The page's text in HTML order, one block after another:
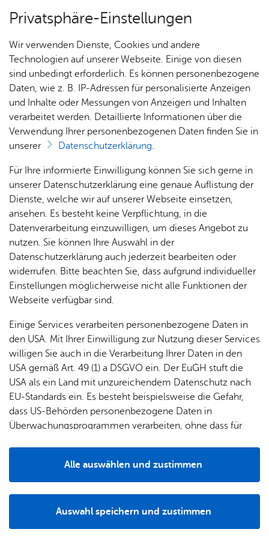
Über­sicht Bür­ger & Stadt
Rat­
haus &
Bür­
ger­
ser­vice
Rat­
häu­ser
& Orts­
ver­
wal­
Ämter
A–Z
Diens
t­leis­
tun­gen
A–Z
For­
Nach­
rich­
ten,
Vi­de­os
& Bil­
der
Me­di­
en­in­
for­ma­
tio­nen
fent­li­
che
Be­
kannt­
ma­
chun­
& TV
Pres­se
Jobs
Stel­
len­an­
ge­bo­te
Aus­bil­
dung &
Stu­di­
um
Bil­
dung
& Be­
treu­
ung
Potz­
be­
treu­
ung
Schu­
len
Bauen
& Um­
welt
Geo­
da­ten
& 3D-
Stadt­
Bau­
stel­len
& Um­
lei­tun­
Um­
welt &
Kli­ma­
Sa­nie­
ren &
bi­li­en
Stadt­
Ge­
sund­
heit &
kum
Ärzte &
Apo­
Fa­mi­lie
& Kin­
der
Se­nio­
ren
Woh­
nen
re­frei
Pfle­ge
& Un­
ter­stüt­
zung
Um­welt & Kli­ma­schutz
Vor­le­sen
Stadt­grün
Die Begrünung der Stadt ist eine wichtige
kommunale Aufgabe, mit hoher gesellschaftlicher
und auch ökologischer Bedeutung.
Grünräume steigern nicht nur die Attraktivität der Stadt,
bieten Raum für Erholung und Freizeitaktivitäten, sondern
verbessern auch Klima und Luftqualität und erhöhen damit
die Lebensqualität der Bürgerinnen und Bürger.
Gleichzeitig bieten städtische Grünräume Lebensraum für
einzelner Lebensräume.
Weiterführende Links:
Privatsphäre-Einstellungen
Wir verwenden Dienste, Cookies und andere
Technologien auf unserer Webseite. Einige von diesen
sind unbedingt erforderlich. Es können personenbezogene
Daten, wie z. B. IP-Adressen für personalisierte Anzeigen
und Inhalte oder Messungen von Anzeigen und Inhalten
verarbeitet werden. Detaillierte Informationen über die
Verwendung Ihrer personenbezogenen Daten finden Sie in
unserer
Datenschutzerklärung.
Für Ihre informierte Einwilligung können Sie sich gerne in
unserer Datenschutzerklärung eine genaue Auflistung der
Dienste, welche wir auf unserer Webseite einsetzen,
ansehen. Es besteht keine Verpflichtung, in die
Datenverarbeitung einzuwilligen, um dieses Angebot zu
nutzen. Sie können Ihre Auswahl in der
Datenschutzerklärung auch jederzeit bearbeiten oder
widerrufen. Bitte beachten Sie, dass aufgrund individueller
Einstellungen möglicherweise nicht alle Funktionen der
Webseite verfügbar sind.
Einige Services verarbeiten personenbezogene Daten in
den USA. Mit Ihrer Einwilligung zur Nutzung dieser Services
willigen Sie auch in die Verarbeitung Ihrer Daten in den
USA gemäß Art. 49 (1) a DSGVO ein. Der EuGH stuft die
USA als ein Land mit unzureichendem Datenschutz nach
EU-Standards ein. Es besteht beispielsweise die Gefahr,
dass US-Behörden personenbezogene Daten in
Überwachungsprogrammen verarbeiten, ohne dass für
Auswahl speichern und zustimmen
Alle auswählen und zustimmen